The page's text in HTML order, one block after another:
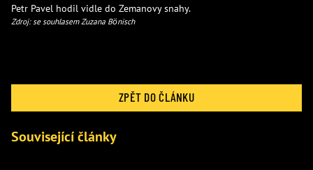
Petr Pavel hodil vidle do Zemanovy snahy.
Zdroj: se souhlasem Zuzana Bönisch
ZPĚT DO ČLÁNKU
Související články